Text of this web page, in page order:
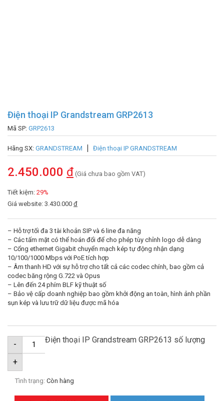
Điện thoại IP Grandstream GRP2613
Mã SP: GRP2613
Hãng SX: GRANDSTREAM Điện thoại IP GRANDSTREAM
2.450.000 đ (Giá chưa bao gồm VAT)
Tiết kiệm: 29%
Giá website: 3.430.000 đ
– Hỗ trợ tối đa 3 tài khoản SIP và 6 line đa năng
– Các tấm mặt có thể hoán đổi để cho phép tùy chỉnh logo dễ dàng
– Cổng ethernet Gigabit chuyển mạch kép tự động nhận dạng
10/100/1000 Mbps với PoE tích hợp
– Âm thanh HD với sự hỗ trợ cho tất cả các codec chính, bao gồm cả
codec băng rộng G.722 và Opus
– Lên đến 24 phím BLF kỹ thuật số
– Bảo vệ cấp doanh nghiệp bao gồm khởi động an toàn, hình ảnh phần
sụn kép và lưu trữ dữ liệu được mã hóa
- Điện thoại IP Grandstream GRP2613 số lượng
+
Tình trạng: Còn hàng